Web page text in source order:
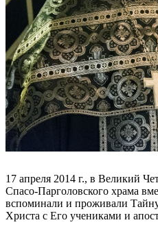
17 апреля 2014 г., в Великий
Спасо-Парголовского храма
вспоминали и проживали
Христа с Его учениками и